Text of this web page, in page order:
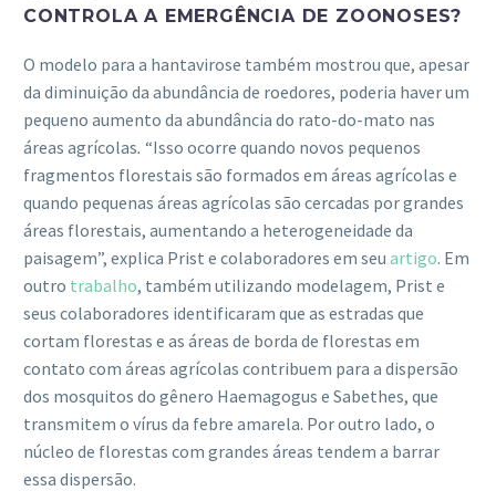
CONTROLA A EMERGÊNCIA DE ZOONOSES?
O modelo para a hantavirose também mostrou que, apesar
da diminuição da abundância de roedores, poderia haver um
pequeno aumento da abundância do rato-do-mato nas
áreas agrícolas. “Isso ocorre quando novos pequenos
fragmentos florestais são formados em áreas agrícolas e
quando pequenas áreas agrícolas são cercadas por grandes
áreas florestais, aumentando a heterogeneidade da
paisagem”, explica Prist e colaboradores em seu artigo. Em
outro trabalho, também utilizando modelagem, Prist e
seus colaboradores identificaram que as estradas que
cortam florestas e as áreas de borda de florestas em
contato com áreas agrícolas contribuem para a dispersão
dos mosquitos do gênero Haemagogus e Sabethes, que
transmitem o vírus da febre amarela. Por outro lado, o
núcleo de florestas com grandes áreas tendem a barrar
essa dispersão.